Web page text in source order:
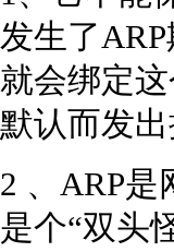
发生了
就会绑定
默认而发
2 、ARP
是个“双头